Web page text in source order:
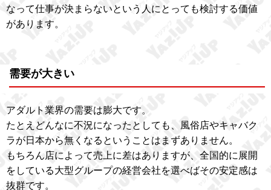
なって仕事が決まらないという人にとっても検討する価値
があります。
需要が大きい
アダルト業界の需要は膨大です。
たとえどんなに不況になったとしても、風俗店やキャバク
ラが日本から無くなるということはまずありません。
もちろん店によって売上に差はありますが、全国的に展開
をしている大型グループの経営会社を選べばその安定感は
抜群です。